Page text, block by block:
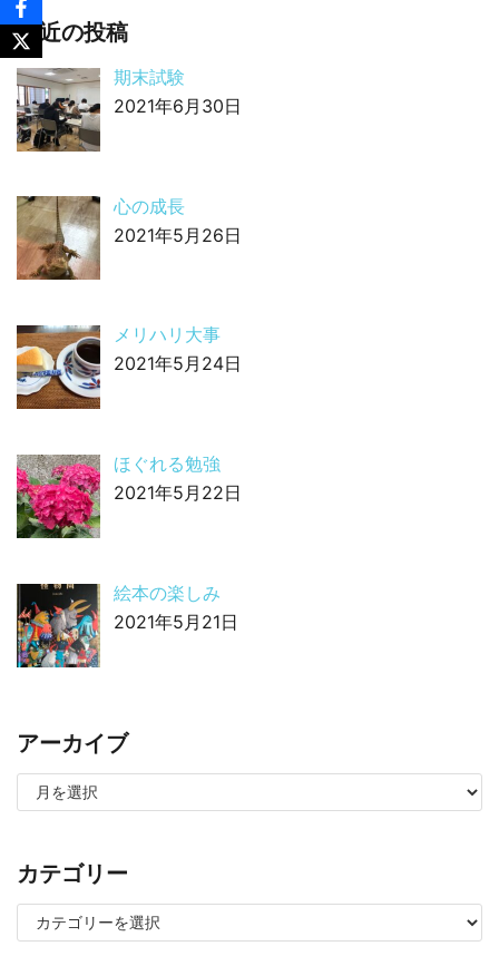
最近の投稿
期末試験
2021年6月30日
心の成長
2021年5月26日
メリハリ大事
2021年5月24日
ほぐれる勉強
2021年5月22日
絵本の楽しみ
2021年5月21日
アーカイブ
カテゴリー